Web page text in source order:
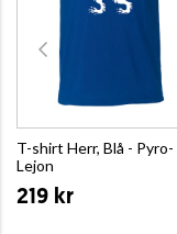
T-shirt Herr, Blå - Pyro-
Lejon
219 kr